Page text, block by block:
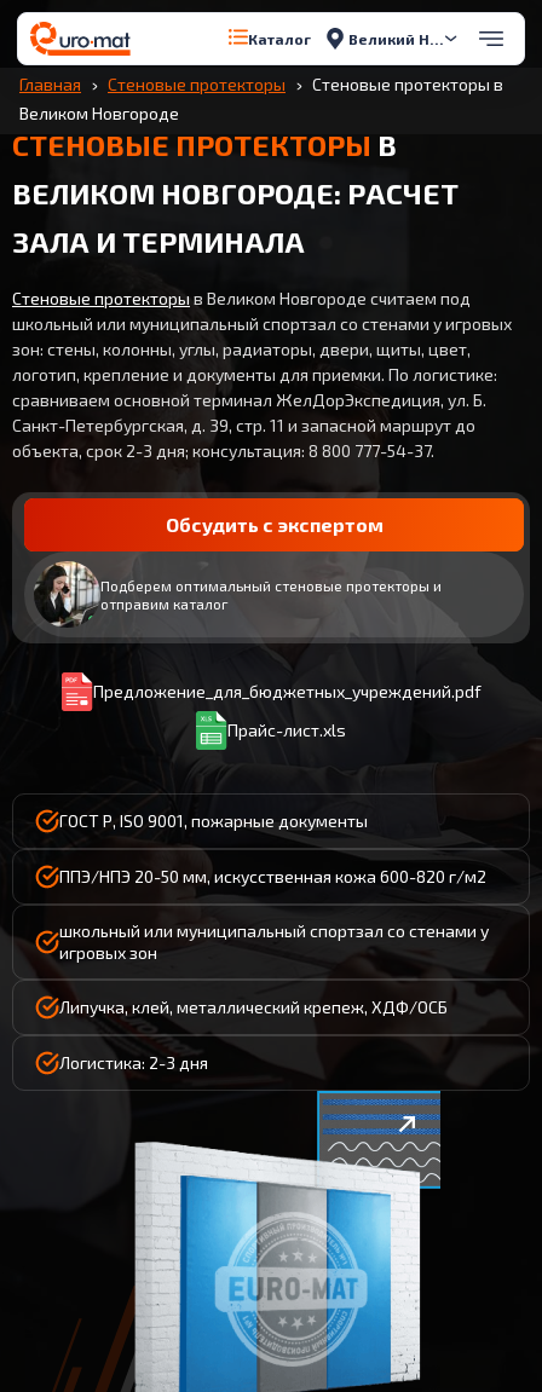
Каталог Великий Новгород
Главная Стеновые протекторы
Стеновые протекторы в
Великом Новгороде
СТЕНОВЫЕ ПРОТЕКТОРЫ В
ВЕЛИКОМ НОВГОРОДЕ: РАСЧЕТ
ЗАЛА И ТЕРМИНАЛА
Стеновые протекторыв Великом Новгороде считаем под
школьный или муниципальный спортзал со стенами у игровых
зон: стены, колонны, углы, радиаторы, двери, щиты, цвет,
логотип, крепление и документы для приемки. По логистике:
сравниваем основной терминал ЖелДорЭкспедиция, ул. Б.
Санкт-Петербургская, д. 39, стр. 11 и запасной маршрут до
объекта, срок 2-3 дня; консультация: 8 800 777-54-37.
Обсудить с экспертом
Подберем оптимальный стеновые протекторы и
отправим каталог
Предложение_для_бюджетных_учреждений.pdf
Прайс-лист.xls
ГОСТ Р, ISO 9001, пожарные документы
ППЭ/НПЭ 20-50 мм, искусственная кожа 600-820 г/м2
школьный или муниципальный спортзал со стенами у
игровых зон
Липучка, клей, металлический крепеж, ХДФ/ОСБ
Логистика: 2-3 дня